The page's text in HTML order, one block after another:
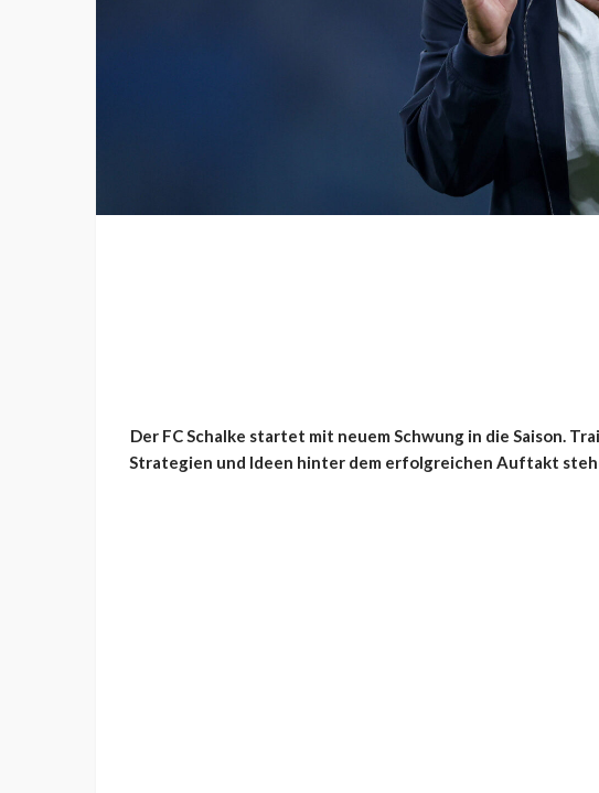
Der FC Schalke startet mit neuem Schwung in die Saison.
Strategien und Ideen hinter dem erfolgreichen Auftakt